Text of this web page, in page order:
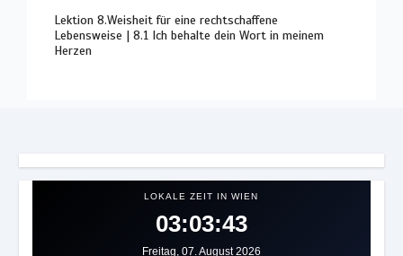
Lektion 8.Weisheit für eine rechtschaffene
Lebensweise | 8.1 Ich behalte dein Wort in meinem
Herzen
LOKALE ZEIT IN WIEN
03:03:47
Freitag, 07. August 2026